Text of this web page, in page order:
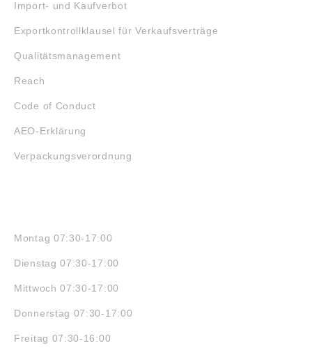
Import- und Kaufverbot
Exportkontrollklausel für Verkaufsverträge
Qualitätsmanagement
Reach
Code of Conduct
AEO-Erklärung
Verpackungsverordnung
Montag 07:30-17:00
Dienstag 07:30-17:00
Mittwoch 07:30-17:00
Donnerstag 07:30-17:00
Freitag 07:30-16:00